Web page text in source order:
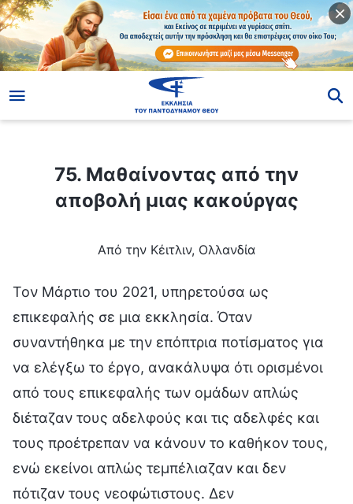
75. Μαθαίνοντας από την αποβολή μιας κακούργας
75. Μαθαίνοντας από την
αποβολή μιας κακούργας
Από την Κέιτλιν, Ολλανδία
Τον Μάρτιο του 2021, υπηρετούσα ως
επικεφαλής σε μια εκκλησία. Όταν
συναντήθηκα με την επόπτρια ποτίσματος για
να ελέγξω το έργο, ανακάλυψα ότι ορισμένοι
από τους επικεφαλής των ομάδων απλώς
διέταζαν τους αδελφούς και τις αδελφές και
τους προέτρεπαν να κάνουν το καθήκον τους,
ενώ εκείνοι απλώς τεμπέλιαζαν και δεν
πότιζαν τους νεοφώτιστους. Δεν